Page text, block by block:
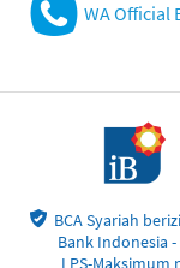
WA Official
BCA Syariah
Bank Indonesia
LPS-Maksimum